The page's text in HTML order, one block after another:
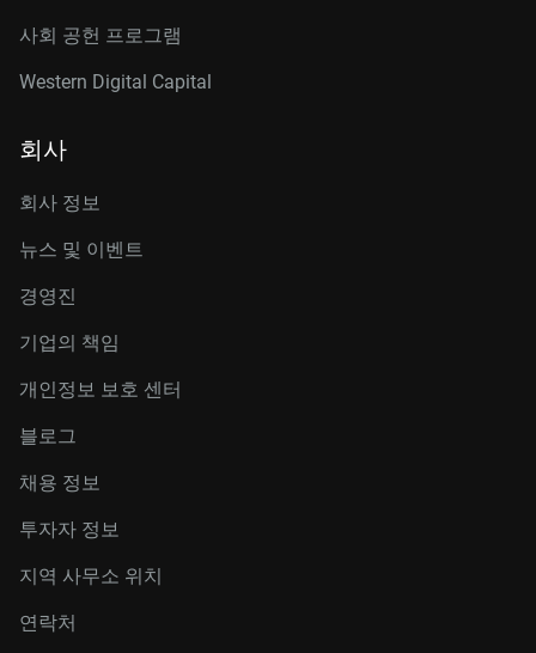
사회 공헌 프로그램
Western Digital Capital
회사
회사 정보
뉴스 및 이벤트
경영진
기업의 책임
개인정보 보호 센터
블로그
채용 정보
투자자 정보
지역 사무소 위치
연락처